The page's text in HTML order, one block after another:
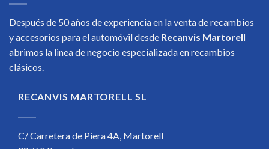
Después de 50 años de experiencia en la venta de recambios
y accesorios para el automóvil desde Recanvis Martorell
abrimos la linea de negocio especializada en recambios
clásicos.
RECANVIS MARTORELL SL
C/ Carretera de Piera 4A, Martorell